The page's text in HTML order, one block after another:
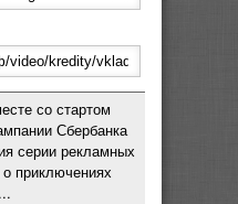
со стартом
Сбербанка
серии рекламных
приключениях